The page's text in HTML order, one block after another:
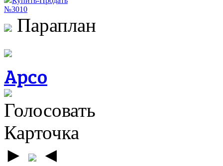
№3010
Параплан
Apco
Голосовать
Карточка
►
◄